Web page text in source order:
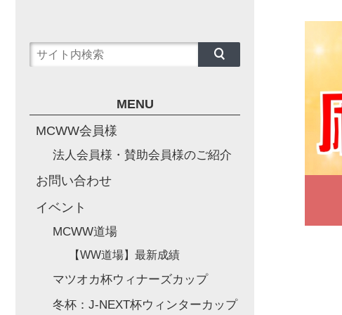
MENU
MCWW会員様
法人会員様・賛助会員様のご紹介
お問い合わせ
イベント
MCWW道場
【WW道場】最新成績
マツオカ杯ウィナーズカップ
冬杯：J-NEXT杯ウィンターカップ